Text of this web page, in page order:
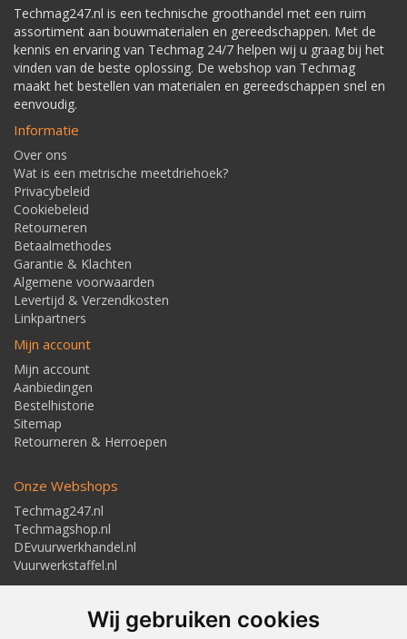
Wij gebruiken cookies
Techmag247.nl is een technische groothandel met een ruim
assortiment aan bouwmaterialen en gereedschappen. Met de
kennis en ervaring van Techmag 24/7 helpen wij u graag bij het
vinden van de beste oplossing. De webshop van Techmag
maakt het bestellen van materialen en gereedschappen snel en
eenvoudig.
Informatie
Over ons
Wat is een metrische meetdriehoek?
Privacybeleid
Cookiebeleid
Retourneren
Betaalmethodes
Garantie & Klachten
Algemene voorwaarden
Levertijd & Verzendkosten
Linkpartners
Mijn account
Mijn account
Aanbiedingen
Bestelhistorie
Sitemap
Retourneren & Herroepen
Onze Webshops
Techmag247.nl
Techmagshop.nl
DEvuurwerkhandel.nl
Vuurwerkstaffel.nl
Adresgegevens
Textielstraat 4, 7483 PB Haaksbergen
Telefoon: 053-5723224